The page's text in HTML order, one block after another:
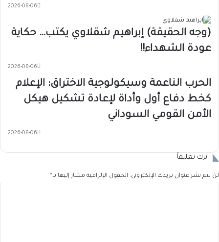
2026-08-06
(وجه الحقيقة) إبراهيم شقلاوي يكتب… حكاية
عودة الشهداء!!
2026-08-06
الحرب الناعمة وسيكولوجية الاختراق: الإعلام
كخط دفاع أول وأداة لإعادة تشكيل هيكل
الأمن القومي السوداني
2026-08-06
اترك تعليقاً
لن يتم نشر عنوان بريدك الإلكتروني. الحقول الإلزامية مشار إليها بـ *